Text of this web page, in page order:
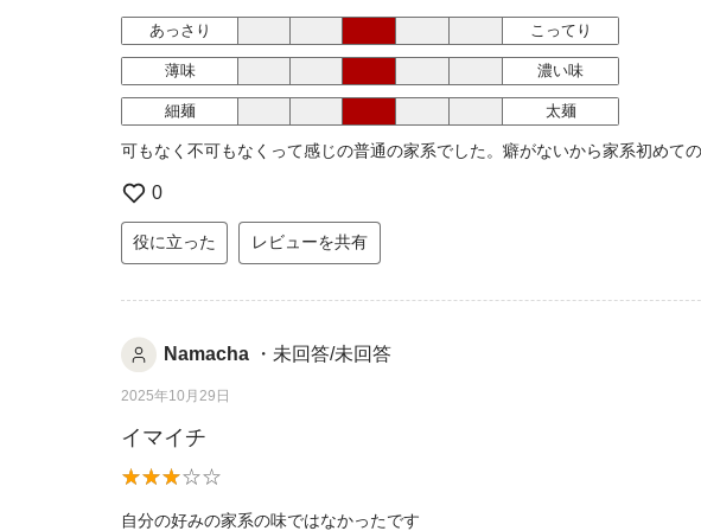
あっさり こってり
薄味 濃い味
細麺 太麺
可もなく不可もなくって感じの普通の家系でした。癖がないから家系初めての
0
役に立った レビューを共有
Namacha ・未回答/未回答
2025年10月29日
イマイチ
自分の好みの家系の味ではなかったです